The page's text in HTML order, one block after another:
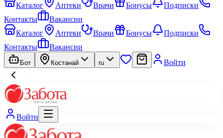
Каталог Аптеки Врачи Бонусы
Подписки
Контакты
Вакансии
Каталог
Аптеки Врачи Бонусы
Подписки
Контакты
Вакансии
Бот Костанай ru Войти
Войти